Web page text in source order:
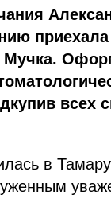
Мучка.
всех
в